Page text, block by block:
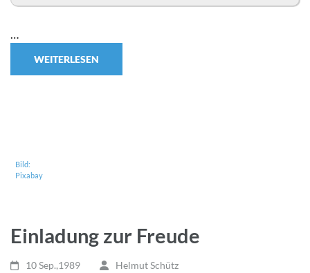
…
WEITERLESEN
Bild:
Pixabay
Einladung zur Freude
10 Sep.,1989
Helmut Schütz